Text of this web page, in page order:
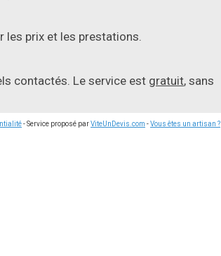
les prix et les prestations.
contactés. Le service est gratuit, sans
- Service proposé parViteUnDevis.com -Vous êtes un artisan ?